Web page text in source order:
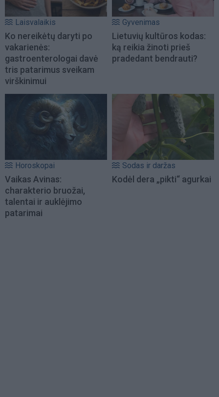
Laisvalaikis
Ko nereikėtų daryti po
vakarienės:
gastroenterologai davė
tris patarimus sveikam
virškinimui
Gyvenimas
Lietuvių kultūros kodas:
ką reikia žinoti prieš
pradedant bendrauti?
Horoskopai
Vaikas Avinas:
charakterio bruožai,
talentai ir auklėjimo
patarimai
Sodas ir daržas
Kodėl dera „pikti“ agurkai